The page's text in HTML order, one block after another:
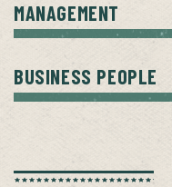
MANAGEMENT
BUSINESS PEOPLE